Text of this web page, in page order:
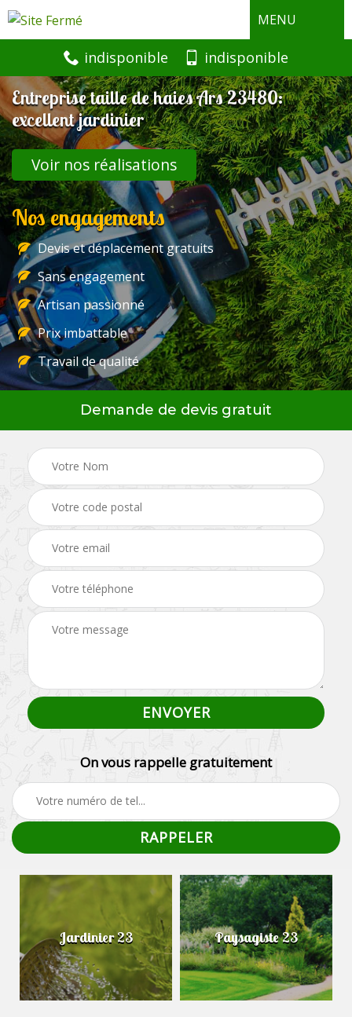
MENU
indisponible indisponible
Entreprise taille de haies Ars 23480:
excellent jardinier
Voir nos réalisations
Nos engagements
Devis et déplacement gratuits
Sans engagement
Artisan passionné
Prix imbattable
Travail de qualité
Demande de devis gratuit
On vous rappelle gratuitement
Jardinier 23 Paysagiste 23